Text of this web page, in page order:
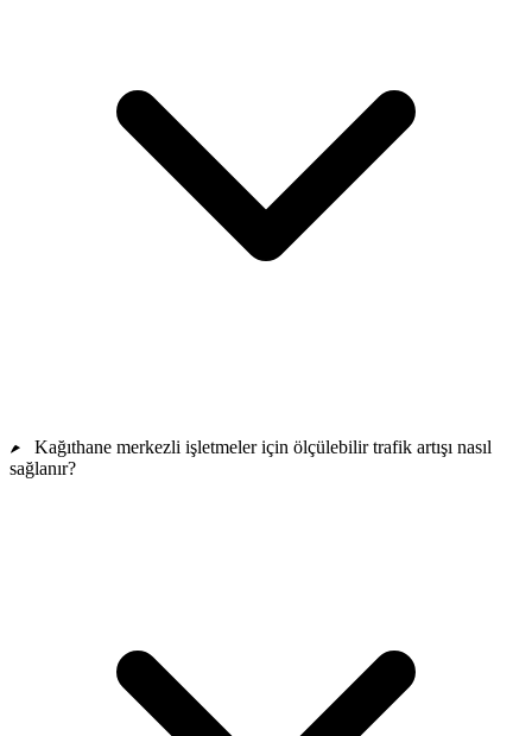
Kağıthane merkezli işletmeler için ölçülebilir trafik artışı nasıl
sağlanır?